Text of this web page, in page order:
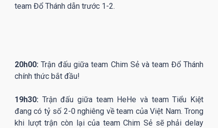
team Đổ Thánh dẫn trước 1-2.
20h00:Trận đấu giữa team Chim Sẻ và team Đổ Thánh
chính thức bắt đầu!
19h30: Trận đấu giữa team HeHe và team Tiểu Kiệt
đang có tỷ số 2-0 nghiêng về team của Việt Nam. Trong
khi lượt trận còn lại của team Chim Sẻ sẽ phải delay